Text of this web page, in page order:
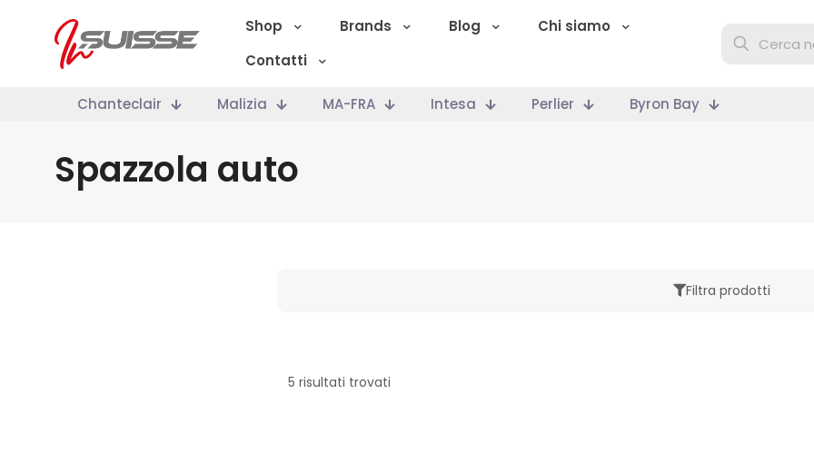
Shop Brands Blog
Chi siamo
Contatti
Chanteclair Malizia MA-FRA Intesa Perlier Byron Bay
Spazzola auto
Filtra prodotti
Categoria
5 risultati trovati